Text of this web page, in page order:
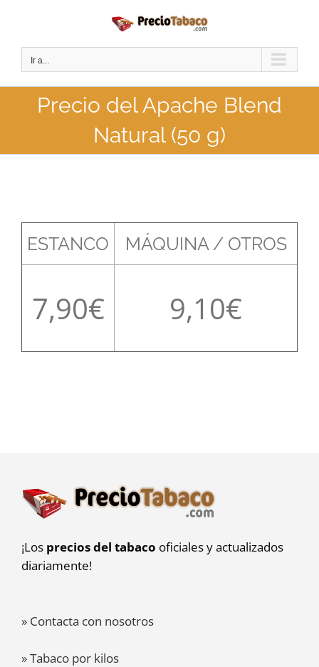
contenido
Ir a...
Precio del Apache Blend
Natural (50 g)
ESTANCO MÁQUINA / OTROS
7,90 9,10
¡Los precios del tabaco oficiales y actualizados
diariamente!
» Contacta con nosotros
» Tabaco por kilos